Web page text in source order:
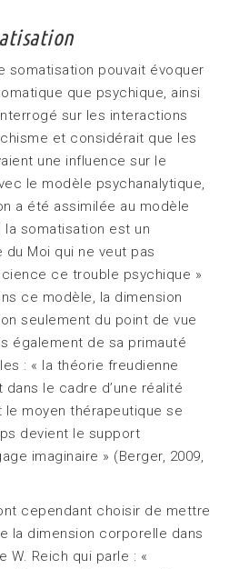
somatisation pouvait évoquer
que psychique, ainsi
sur les interactions
et considérait que les
une influence sur le
le modèle psychanalytique,
a été assimilée au modèle
la somatisation est un
Moi qui ne veut pas
ce trouble psychique »
ce modèle, la dimension
seulement du point de vue
également de sa primauté
: « la théorie freudienne
dans le cadre d’une réalité
moyen thérapeutique se
devient le support
imaginaire » (Berger, 2009,
cependant choisir de mettre
la dimension corporelle dans
W. Reich qui parle : «